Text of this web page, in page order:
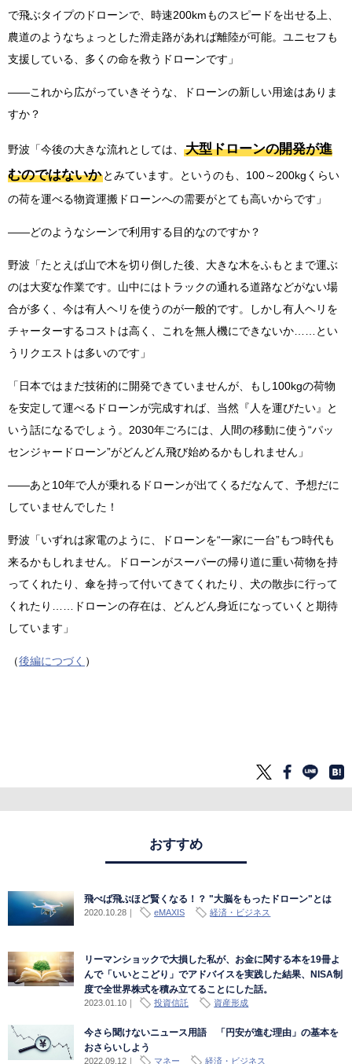
で飛ぶタイプのドローンで、時速200kmものスピードを出せる上、
農道のようなちょっとした滑走路があれば離陸が可能。ユニセフも
支援している、多くの命を救うドローンです」
——これから広がっていきそうな、ドローンの新しい用途はありま
すか？
野波「今後の大きな流れとしては、
大型ドローンの開発が進
むのではないか とみています。というのも、100～200kgくらい
の荷を運べる物資運搬ドローンへの需要がとても高いからです」
――どのようなシーンで利用する目的なのですか？
野波「たとえば山で木を切り倒した後、大きな木をふもとまで運ぶ
のは大変な作業です。山中にはトラックの通れる道路などがない場
合が多く、今は有人ヘリを使うのが一般的です。しかし有人ヘリを
チャーターするコストは高く、これを無人機にできないか……とい
うリクエストは多いのです」
「日本ではまだ技術的に開発できていませんが、もし100kgの荷物
を安定して運べるドローンが完成すれば、当然『人を運びたい』と
いう話になるでしょう。2030年ごろには、人間の移動に使う“パッ
センジャードローン”がどんどん飛び始めるかもしれません」
——あと10年で人が乗れるドローンが出てくるだなんて、予想だに
していませんでした！
野波「いずれは家電のように、ドローンを“一家に一台”もつ時代も
来るかもしれません。ドローンがスーパーの帰り道に重い荷物を持
ってくれたり、傘を持って付いてきてくれたり、犬の散歩に行って
くれたり……ドローンの存在は、どんどん身近になっていくと期待
しています」
（後編につづく ）
おすすめ
飛べば飛ぶほど賢くなる！？ "大脳をもったドローン"とは
2020.10.28｜ eMAXIS 経済・ビジネス
リーマンショックで大損した私が、お金に関する本を19冊よ
んで「いいとこどり」でアドバイスを実践した結果、NISA制
度で全世界株式を積み立てることにした話。
2023.01.10｜ 投資信託 資産形成
今さら聞けないニュース用語 「円安が進む理由」の基本を
おさらいしよう
2022.09.12｜ マネー 経済・ビジネス